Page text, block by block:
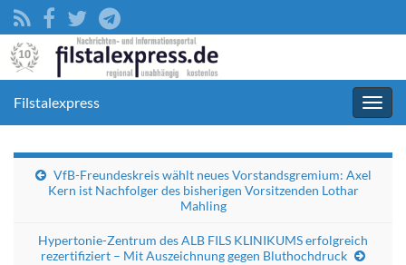
Filstalexpress
VfB-Freundeskreis wählt neues Vorstandsgremium: Axel
Kern ist Nachfolger des bisherigen Vorsitzenden Lothar
Mahling
Hypertonie-Zentrum des ALB FILS KLINIKUMS erfolgreich
rezertifiziert – Mit Auszeichnung gegen Bluthochdruck